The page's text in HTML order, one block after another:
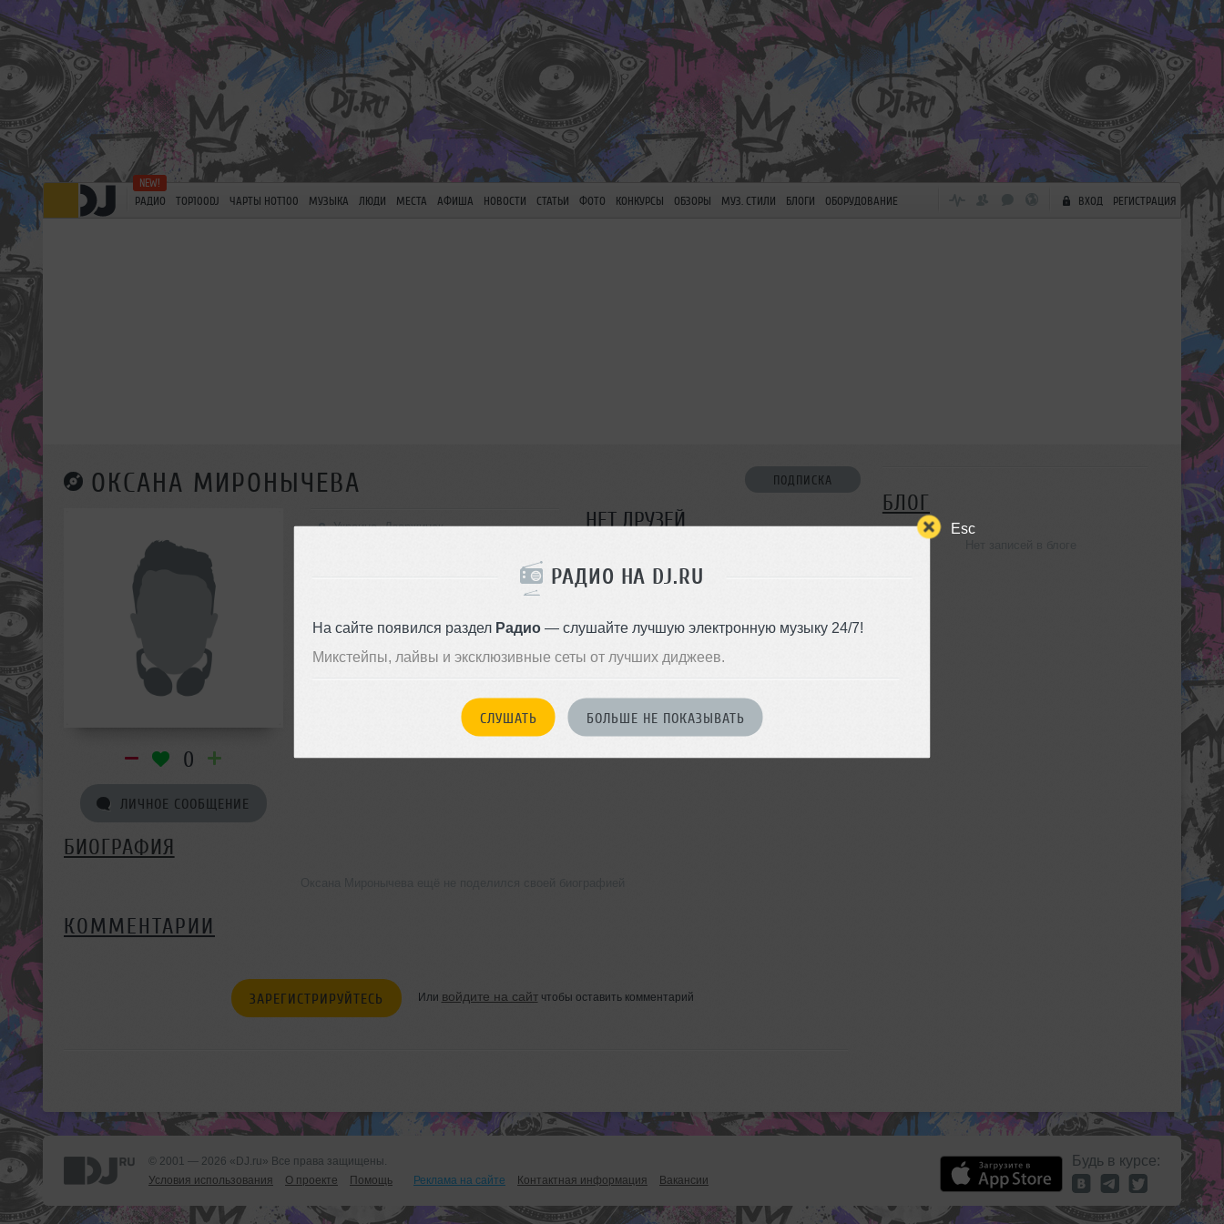
Esc
РАДИО НА DJ.RU
На сайте появился раздел Радио— слушайте лучшую электронную музыку 24/7!
Микстейпы, лайвы и эксклюзивные сеты от лучших диджеев.
СЛУШАТЬ БОЛЬШЕ НЕ ПОКАЗЫВАТЬ
РАДИО TOP100DJ ЧАРТЫ HOT100 МУЗЫКА ЛЮДИ МЕСТА АФИША НОВОСТИ СТАТЬИ ФОТО КОНКУРСЫ ОБЗОРЫ МУЗ. СТИЛИ БЛОГИ ОБОРУДОВАНИЕ ВХОД РЕГИСТРАЦИЯ
ОКСАНА МИРОНЫЧЕВА ПОДПИСКА
0
ЛИЧНОЕ СООБЩЕНИЕ
Украина, Дзержинск НЕТ ДРУЗЕЙ
БИОГРАФИЯ
КОММЕНТАРИИ
ЗАРЕГИСТРИРУЙТЕСЬ Или войдите на сайтчтобы оставить комментарий
БЛОГ
© 2001 — 2026 «DJ.ru» Все права защищены.
Условия использования
О проекте Помощь Реклама на сайте Контактная информация Вакансии
Будь в курсе: